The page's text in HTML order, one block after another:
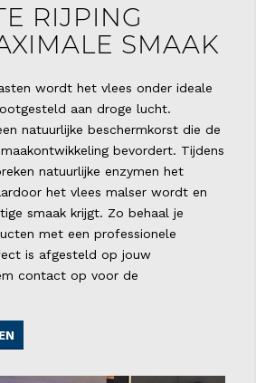
RIJPING
SMAAK
wordt het vlees onder ideale
aan droge lucht.
natuurlijke beschermkorst die de
bevordert. Tijdens
natuurlijke enzymen het
het vlees malser wordt en
smaak krijgt. Zo behaal je
met een professionele
is afgesteld op jouw
contact op voor de